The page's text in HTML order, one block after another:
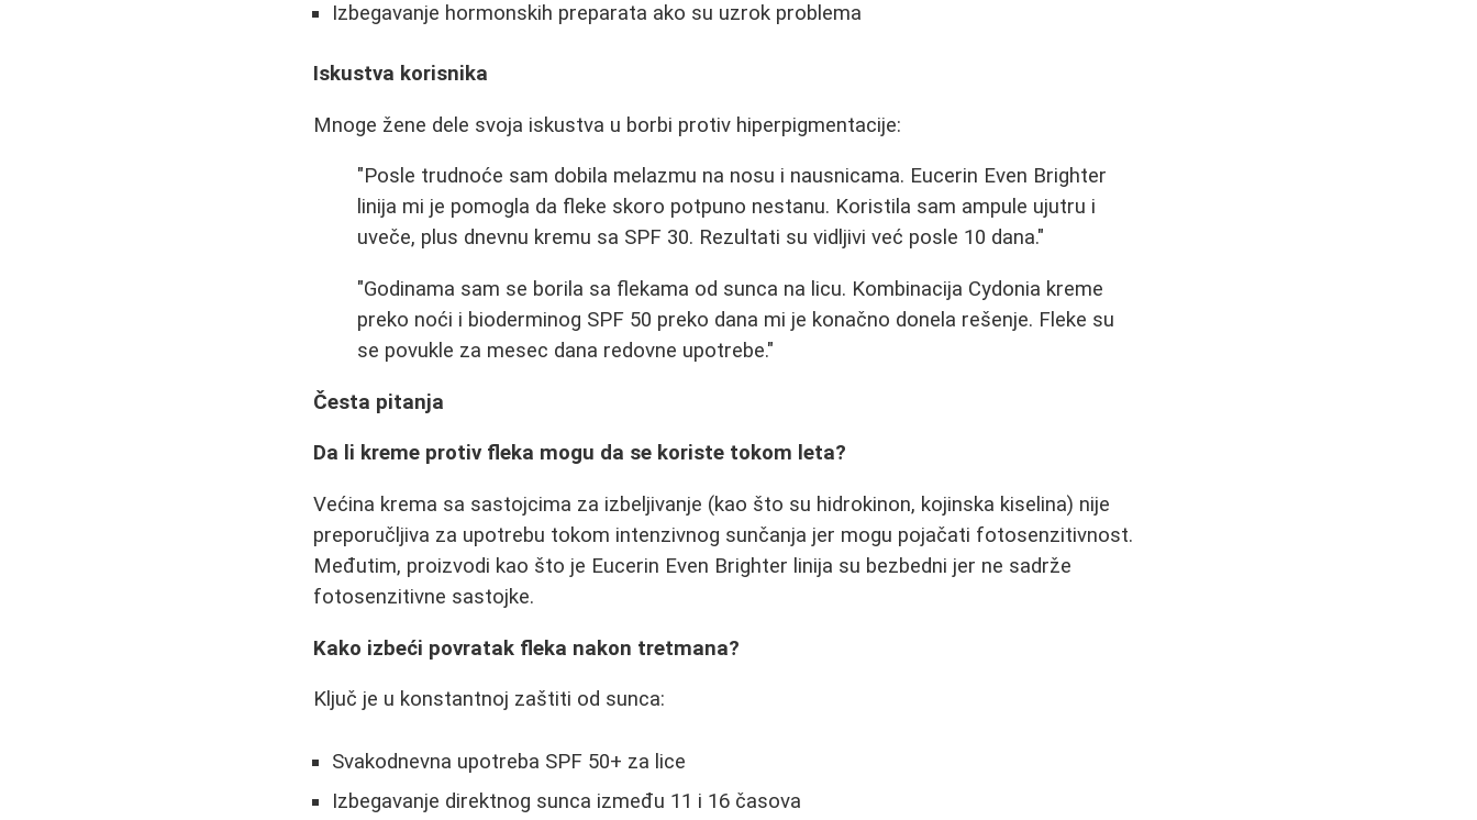
Izbegavanje hormonskih preparata ako su uzrok problema
Iskustva korisnika
Mnoge žene dele svoja iskustva u borbi protiv hiperpigmentacije:
"Posle trudnoće sam dobila melazmu na nosu i nausnicama. Eucerin Even Brighter
linija mi je pomogla da fleke skoro potpuno nestanu. Koristila sam ampule ujutru i
uveče, plus dnevnu kremu sa SPF 30. Rezultati su vidljivi već posle 10 dana."
"Godinama sam se borila sa flekama od sunca na licu. Kombinacija Cydonia kreme
preko noći i bioderminog SPF 50 preko dana mi je konačno donela rešenje. Fleke su
se povukle za mesec dana redovne upotrebe."
Česta pitanja
Da li kreme protiv fleka mogu da se koriste tokom leta?
Većina krema sa sastojcima za izbeljivanje (kao što su hidrokinon, kojinska kiselina) nije
preporučljiva za upotrebu tokom intenzivnog sunčanja jer mogu pojačati fotosenzitivnost.
Međutim, proizvodi kao što je Eucerin Even Brighter linija su bezbedni jer ne sadrže
fotosenzitivne sastojke.
Kako izbeći povratak fleka nakon tretmana?
Ključ je u konstantnoj zaštiti od sunca:
Svakodnevna upotreba SPF 50+ za lice
Izbegavanje direktnog sunca između 11 i 16 časova